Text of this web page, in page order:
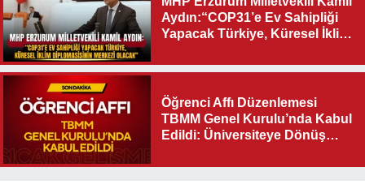
Aydın:“COP31’e Ev Sahipliği
Yapacak Türkiye, Küresel İklim
Olacak"
Öğrenci Affı Düzenlemesi
TBMM Genel Kurulu’nda Kabul
Edildi: Üniversiteye Dönüş